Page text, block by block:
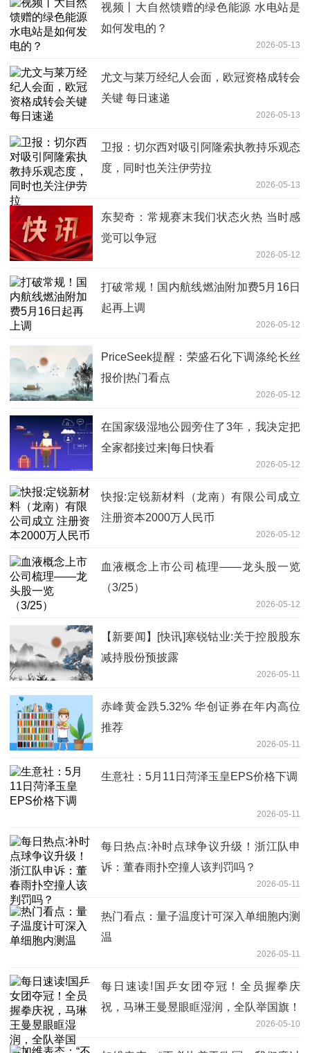
视频丨大自然馈赠的绿色能源 水电站是
如何发电的？
2026-05-13
尤文与莱万经纪人会面，欧冠资格成转会
关键 每日速递
2026-05-13
卫报：切尔西对吸引阿隆索执教持乐观态
度，同时也关注伊劳拉
2026-05-13
东契奇：常规赛末我们状态火热 当时感
觉可以争冠
2026-05-12
打破常规！国内航线燃油附加费5月16日
起再上调
2026-05-12
PriceSeek提醒：荣盛石化下调涤纶长丝
报价|热门看点
2026-05-12
在国家级湿地公园旁住了3年，我决定把
全家都接过来|每日快看
2026-05-12
快报:定锐新材料（龙南）有限公司成立
注册资本2000万人民币
2026-05-12
血液概念上市公司梳理——龙头股一览
（3/25）
2026-05-12
【新要闻】[快讯]寒锐钴业:关于控股股东
减持股份预披露
2026-05-11
赤峰黄金跌5.32% 华创证券在年内高位
推荐
2026-05-11
生意社：5月11日菏泽玉皇EPS价格下调
2026-05-11
每日热点:补时点球争议升级！浙江队申
诉：董春雨扑空撞人该判罚吗？
2026-05-11
热门看点：量子温度计可深入单细胞内测
温
2026-05-11
每日速读!国乒女团夺冠！全员握拳庆
祝，马琳王曼昱眼眶湿润，全队举国旗！
2026-05-10